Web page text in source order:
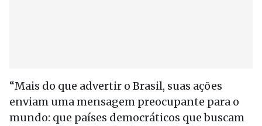
“Mais do que advertir o Brasil, suas ações
enviam uma mensagem preocupante para o
mundo: que países democráticos que buscam